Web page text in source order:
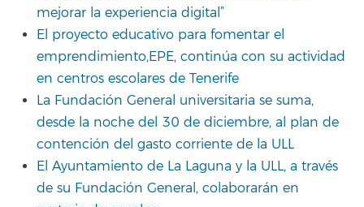
mejorar la experiencia digital”
El proyecto educativo para fomentar el
emprendimiento,EPE, continúa con su actividad
en centros escolares de Tenerife
La Fundación General universitaria se suma,
desde la noche del 30 de diciembre, al plan de
contención del gasto corriente de la ULL
El Ayuntamiento de La Laguna y la ULL, a través
de su Fundación General, colaborarán en